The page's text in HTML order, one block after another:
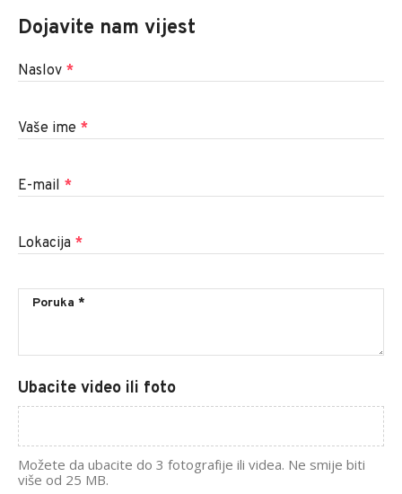
Dojavite nam vijest
Naslov *
Vaše ime *
E-mail *
Lokacija *
Ubacite video ili foto
Možete da ubacite do 3 fotografije ili videa. Ne smije biti
više od 25 MB.